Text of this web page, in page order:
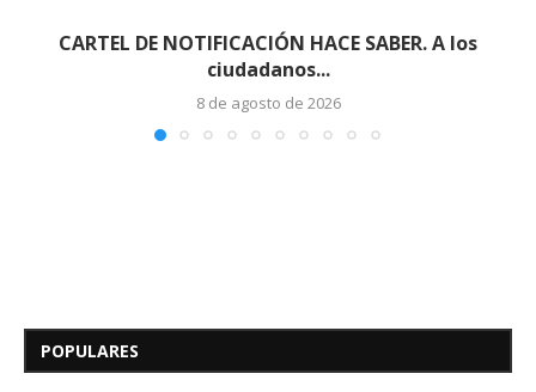
CARTEL DE NOTIFICACIÓN HACE SABER. A los
ciudadanos...
8 de agosto de 2026
POPULARESDesconocidos del...